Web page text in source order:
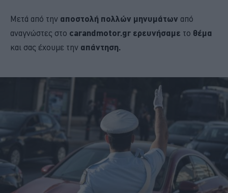
Μετά από την αποστολή πολλών μηνυμάτων από
αναγνώστες στο carandmotor.gr ερευνήσαμε το θέμα
και σας έχουμε την απάντηση.